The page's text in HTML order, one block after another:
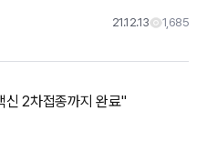
21.12.13 1,685
2차접종까지 완료"